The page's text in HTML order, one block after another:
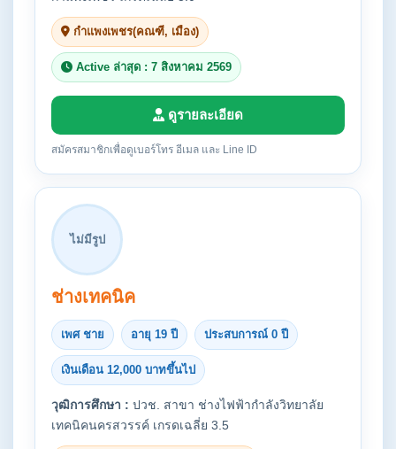
กำแพงเพชร(คณฑี, เมือง)
Active ล่าสุด : 7 สิงหาคม 2569
ดูรายละเอียด
สมัครสมาชิกเพื่อดูเบอร์โทร อีเมล และ Line ID
ไม่มีรูป
ช่างเทคนิค
เพศ ชาย อายุ 19 ปี ประสบการณ์ 0 ปี
เงินเดือน 12,000 บาทขึ้นไป
วุฒิการศึกษา : ปวช. สาขา ช่างไฟฟ้ากำลังวิทยาลัย
เทคนิคนครสวรรค์ เกรดเฉลี่ย 3.5